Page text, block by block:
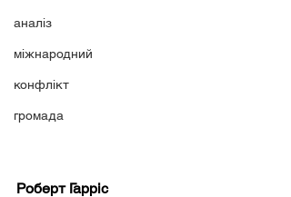
аналіз
міжнародний
конфлікт
громада
Роберт Гарріс